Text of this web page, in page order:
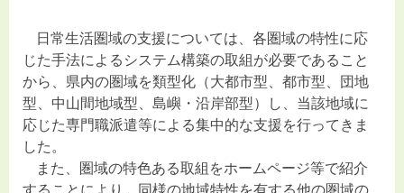
日常生活圏域の支援については、各圏域の特性に応
じた手法によるシステム構築の取組が必要であること
から、県内の圏域を類型化（大都市型、都市型、団地
型、中山間地域型、島嶼・沿岸部型）し、当該地域に
応じた専門職派遣等による集中的な支援を行ってきま
した。
また、圏域の特色ある取組をホームページ等で紹介